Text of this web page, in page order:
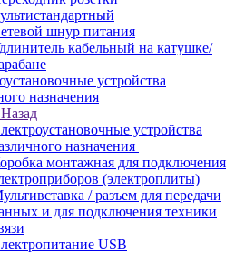
шнур питания
кабельный на катушке/
устройства
назначения
Назад
устройства
назначения
монтажная для подключения
(электроплиты)
/ разъем для передачи
и для подключения техники
USB